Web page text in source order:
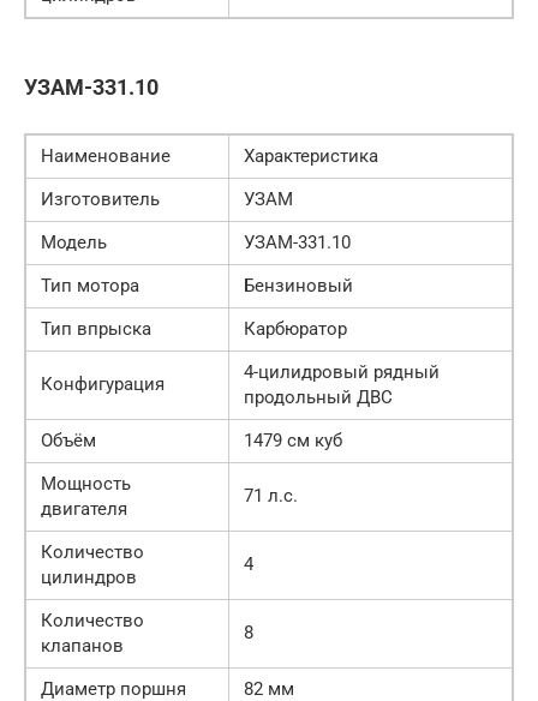
УЗАМ-331.10
Наименование
Характеристика
Изготовитель
УЗАМ
Модель
УЗАМ-331.10
Тип мотора
Бензиновый
Тип впрыска
Карбюратор
Конфигурация
4-цилидровый рядный
продольный ДВС
Объём
1479 см куб
Мощность
двигателя
71 л.с.
Количество
цилиндров
4
Количество
клапанов
8
Диаметр поршня
82 мм